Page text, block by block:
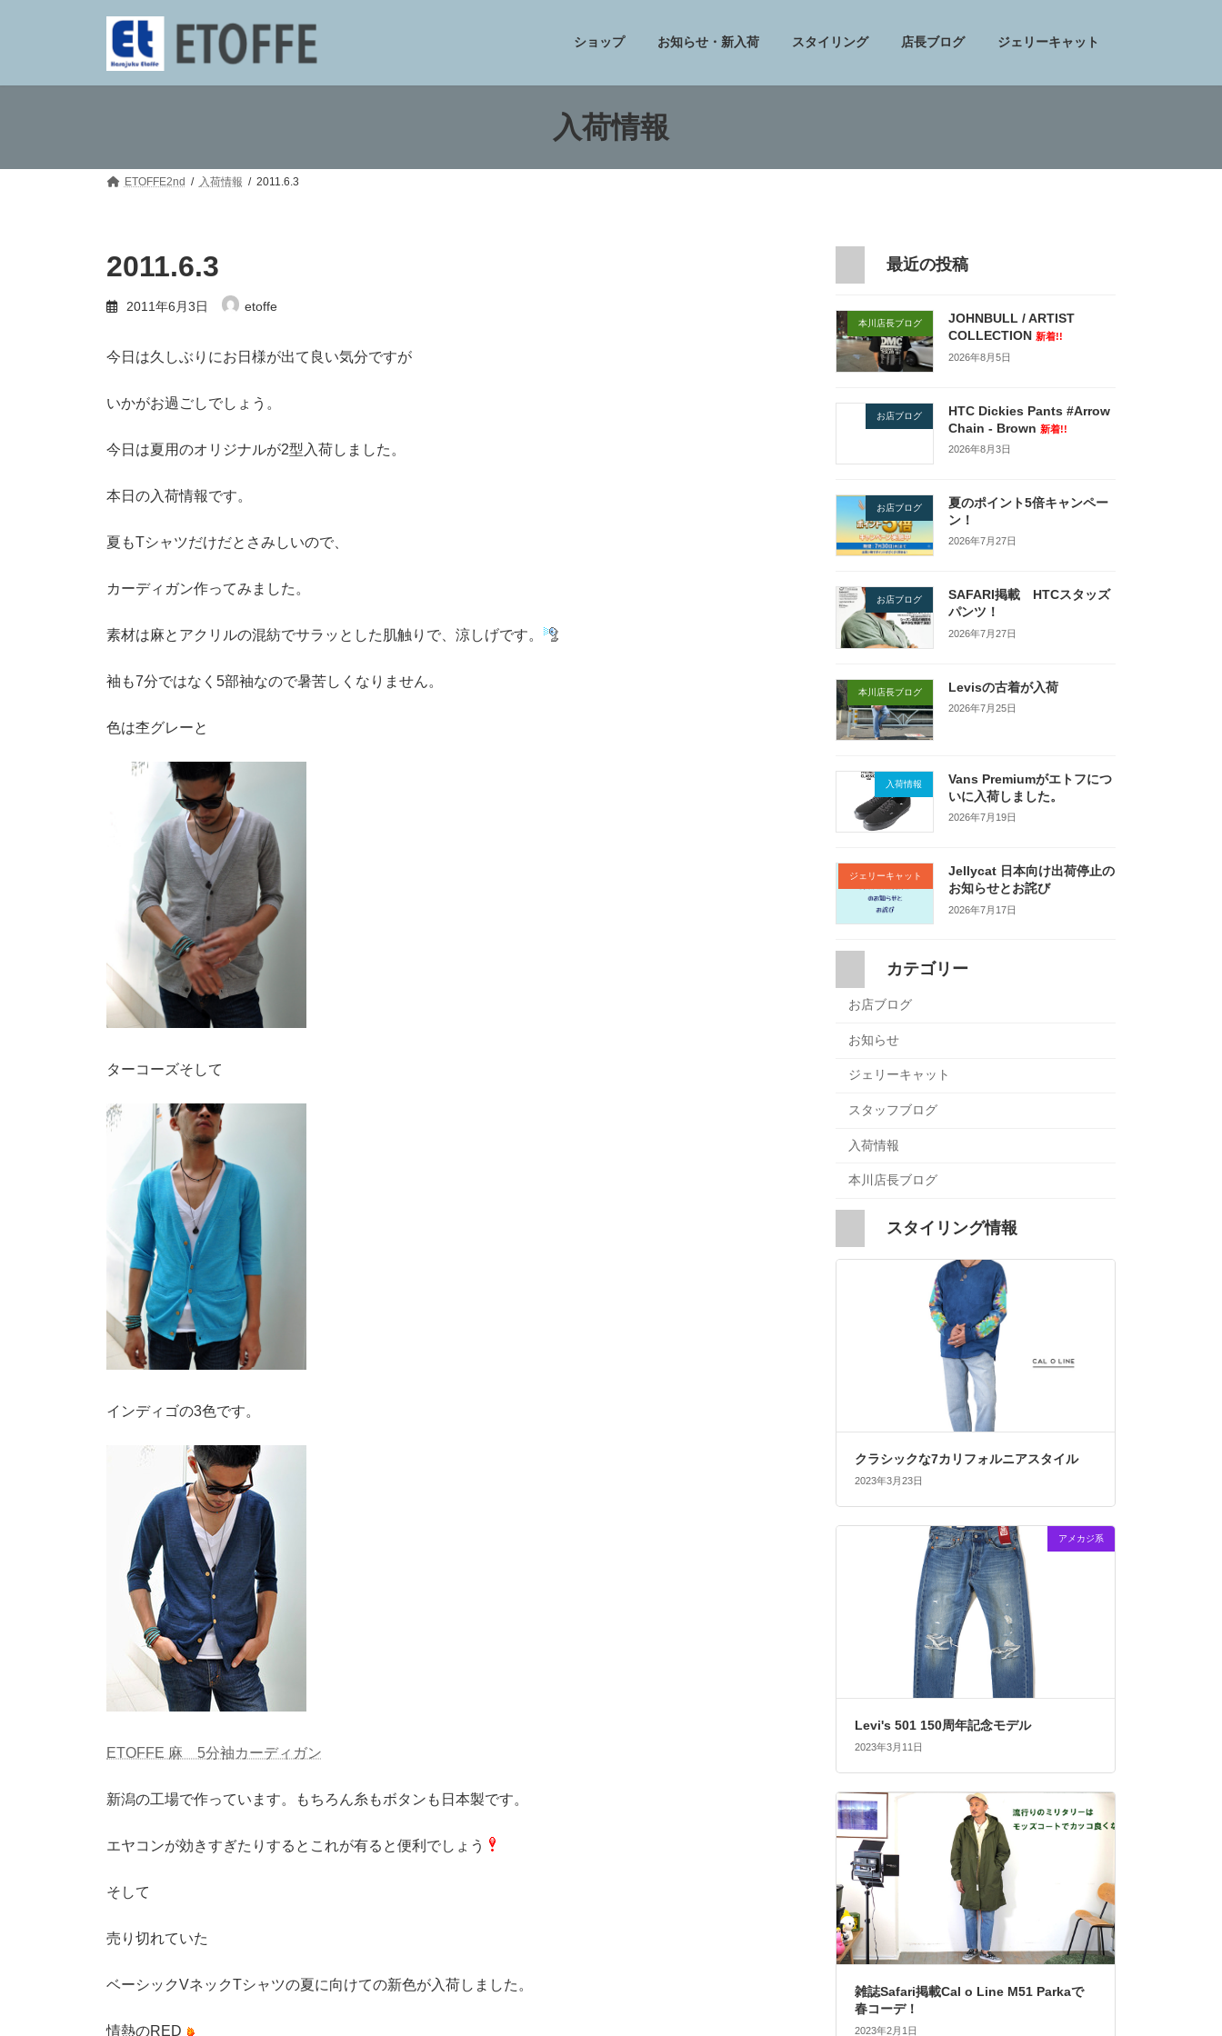
ツ
シ
ショップ お知らせ・新入荷 スタイリング 店長ブログ ジェリーキャット
入荷情報
ETOFFE2nd 入荷情報 2011.6.3
2011.6.3
2011年6月3日 etoffe
今日は久しぶりにお日様が出て良い気分ですが
いかがお過ごしでしょう。
今日は夏用のオリジナルが2型入荷しました。
本日の入荷情報です。
夏もTシャツだけだとさみしいので、
カーディガン作ってみました。
素材は麻とアクリルの混紡でサラッとした肌触りで、涼しげです。
袖も7分ではなく5部袖なので暑苦しくなりません。
色は杢グレーと
ターコーズそして
インディゴの3色です。
ETOFFE 麻 5分袖カーディガン
新潟の工場で作っています。もちろん糸もボタンも日本製です。
エヤコンが効きすぎたりするとこれが有ると便利でしょう
そして
売り切れていた
ベーシックVネックTシャツの夏に向けての新色が入荷しました。
情熱のRED
最近の投稿
本川店長ブログ
JOHNBULL / ARTIST
COLLECTION 新着!!
2026年8月5日
お店ブログ
HTC Dickies Pants #Arrow
Chain - Brown 新着!!
2026年8月3日
お店ブログ
夏のポイント5倍キャンペー
ン！
2026年7月27日
お店ブログ
SAFARI掲載 HTCスタッズ
パンツ！
2026年7月27日
本川店長ブログ Levisの古着が入荷
2026年7月25日
入荷情報
Vans Premiumがエトフにつ
いに入荷しました。
2026年7月19日
ジェリーキャット
Jellycat 日本向け出荷停止の
お知らせとお詫び
2026年7月17日
カテゴリー
お店ブログ
お知らせ
ジェリーキャット
スタッフブログ
入荷情報
本川店長ブログ
スタイリング情報
クラシックな7カリフォルニアスタイル
2023年3月23日
アメカジ系
Levi's 501 150周年記念モデル
2023年3月11日
雑誌Safari掲載Cal o Line M51 Parkaで
春コーデ！
2023年2月1日